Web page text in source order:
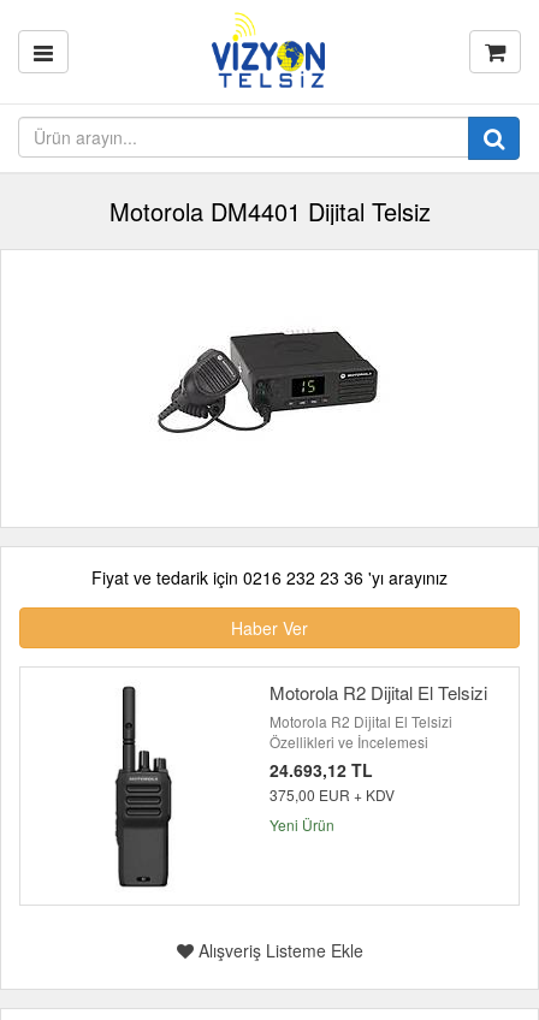
Motorola DM4401 Dijital Telsiz
Fiyat ve tedarik için 0216 232 23 36 'yı arayınız
Haber Ver
Motorola R2 Dijital El Telsizi
Motorola R2 Dijital El Telsizi
Özellikleri ve İncelemesi
24.693,12 TL
375,00 EUR + KDV
Yeni Ürün
Alışveriş Listeme Ekle